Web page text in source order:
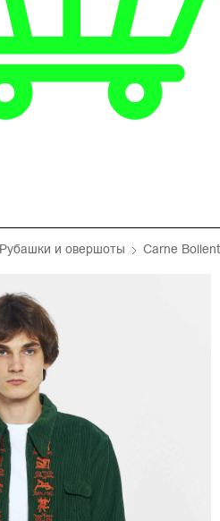
Рубашки и овершоты Carne